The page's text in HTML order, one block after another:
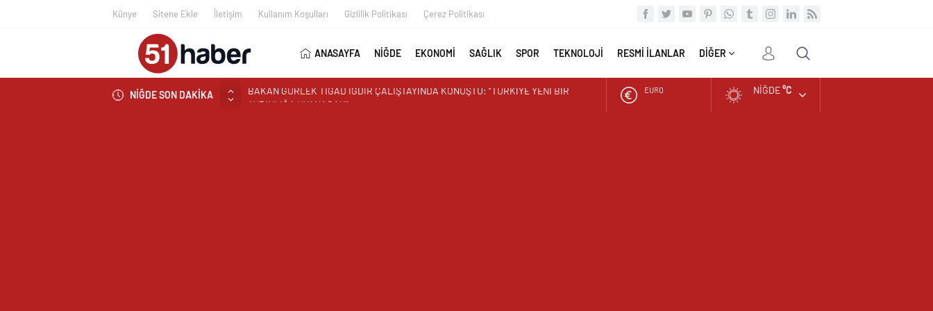
Künye Sitene Ekle İletişim Kullanım Koşulları Gizlilik Politikası Çerez Politikası
ANASAYFA NİĞDE EKONOMİ SAĞLIK SPOR TEKNOLOJİ RESMİ İLANLAR DİĞER
NİĞDE SON DAKİKA
NÖHÜ’DE HASAT ZAMANI: ÜRETEN ÜNİVERSİTE MODELİ MEYVELERİNİ VERİYOR
ALTIN NIĞDE°C